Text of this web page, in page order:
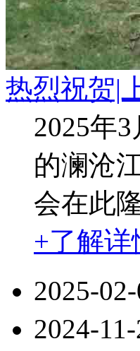
热烈祝贺|
2025年
的澜沧
会在此
+了解详
2025-
2024-